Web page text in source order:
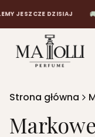
DZISIAJ 🚚 DOSTAWA
Strona główna